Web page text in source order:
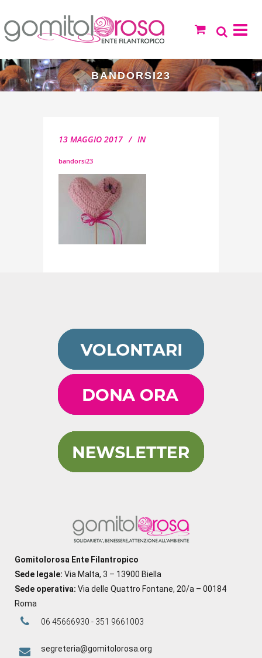
BANDORSI23
13 MAGGIO 2017 IN
bandorsi23
Gomitolorosa Ente Filantropico
Sede legale: Via Malta, 3 – 13900 Biella
Sede operativa: Via delle Quattro Fontane, 20/a – 00184
Roma
06 45666930 - 351 9661003
segreteria@gomitolorosa.org